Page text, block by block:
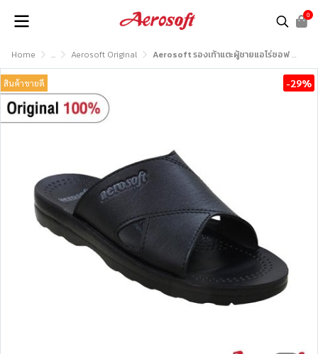
0
Home ... Aerosoft Original Aerosoft รองเท้าแตะผู้ชายแอโร่ซอฟ รุ่น MA4231
สินค้าขายดี -29%